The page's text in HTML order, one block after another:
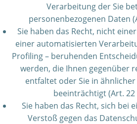
Verarbeitung der Sie
personenbezogenen Daten
Sie haben das Recht, nicht
einer automatisierten
Profiling – beruhenden
werden, die Ihnen gegenüber
entfaltet oder Sie in
beeinträchtigt (Art. 22
Sie haben das Recht, sich bei
Verstoß gegen das